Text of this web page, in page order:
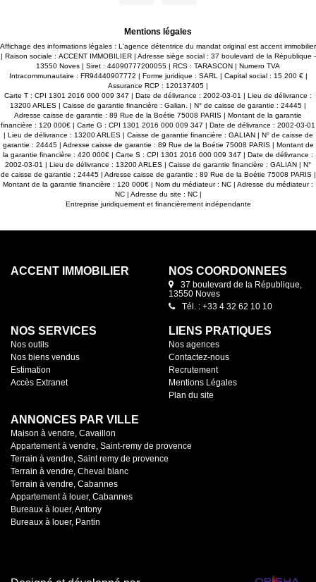
Mentions légales
Affichage des informations légales : L'agence détentrice du mandat original est accent immobilier
| Raison sociale : ACCENT IMMOBILIER | Adresse siège social : 37 boulevard de la République -
13550 Noves | Siret : 44090777200055 | RCS : TARASCON | Numero TVA
Intracommunautaire : FR94440907772 | Forme juridique : SARL | Capital social : 15 200 € |
Assurance RCP : 120137405 |
Carte T : CPI 1301 2016 000 009 347 | Date de délivrance : 2002-03-01 | Lieu de délivrance :
13200 ARLES | Caisse de garantie financière : Galian. | N° de caisse de garantie : 24445 |
Adresse caisse de garantie : 89 Rue de la Boétie 75008 PARIS | Montant de la garantie
financière : 120 000€ | Carte G : CPI 1301 2016 000 009 347 | Date de délivrance : 2002-03-01
| Lieu de délivrance : 13200 ARLES | Caisse de garantie financière : GALIAN | N° de caisse de
garantie : 24445 | Adresse caisse de garantie : 89 Rue de la Boétie 75008 PARIS | Montant de
la garantie financière : 420 000€ | Carte S : CPI 1301 2016 000 009 347 | Date de délivrance :
2002-03-01 | Lieu de délivrance : 13200 ARLES | Caisse de garantie financière : GALIAN | N°
de caisse de garantie : 24445 | Adresse caisse de garantie : 89 Rue de la Boétie 75008 PARIS |
Montant de la garantie financière : 120 000€ | Nom du médiateur : NC | Adresse du médiateur :
NC | Adresse du site : NC |
Entreprise juridiquement et financièrement indépendante
ACCENT IMMOBILIER NOS COORDONNÉES
37 boulevard de la République,
13550 Noves
Tél. : +33 4 32 62 10 10
NOS SERVICES
Nos outils
Nos biens vendus
Estimation
Accès Extranet
LIENS PRATIQUES
Nos agences
Contactez-nous
Recrutement
Mentions Légales
Plan du site
ANNONCES PAR VILLE
Maison à vendre, Cavaillon
Appartement à vendre, Saint-remy de provence
Terrain à vendre, Saint remy de provence
Terrain à vendre, Cheval blanc
Terrain à vendre, Cabannes
Appartement à louer, Cabannes
Bureaux à louer, Antony
Bureaux à louer, Pantin